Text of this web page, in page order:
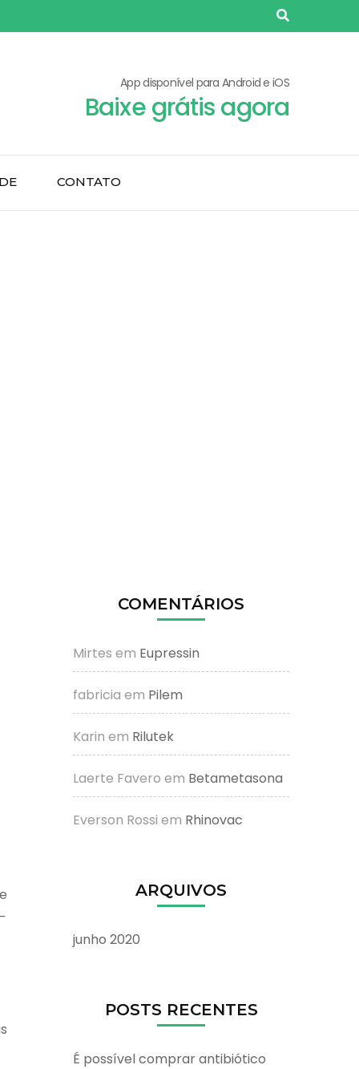
App disponível para Android e iOS
Baixe grátis agora
CONTATO
COMENTÁRIOS
Mirtes em Eupressin
fabricia em Pilem
Karin em Rilutek
Laerte Favero em Betametasona
Everson Rossi em Rhinovac
ARQUIVOS
junho 2020
POSTS RECENTES
É possível comprar antibiótico